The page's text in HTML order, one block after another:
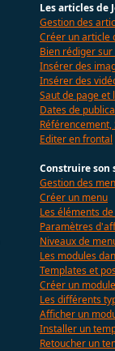
Les articles de
Gestion des
Créer un article
Bien rédiger
Insérer des
Insérer des
Saut de page et
Dates de
Référencement,
Editer en frontal
Construire son
Gestion des
Créer un menu
Les éléments
Paramètres
Niveaux de
Les modules
Templates et
Créer un module
Les différents
Afficher un
Installer un
Retoucher un